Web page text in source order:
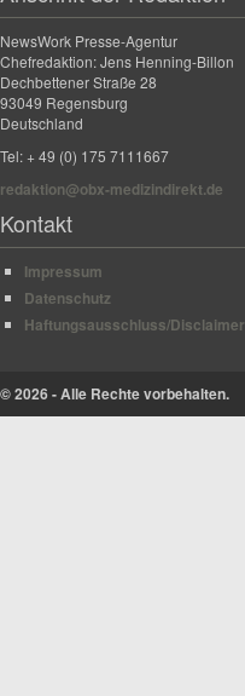
NewsWork Presse-Agentur
Chefredaktion: Jens Henning-Billon
Dechbettener Straße 28
93049 Regensburg
Deutschland
Tel: + 49 (0) 175 7111667
redaktion@obx-medizindirekt.de
Kontakt
Impressum
Datenschutz
Haftungsausschluss/Disclaimer
© 2026 - Alle Rechte vorbehalten.